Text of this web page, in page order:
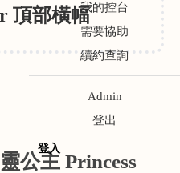
我的控台
需要協助
續約查詢
Admin
登出
登入
頂部橫幅
公主 Princess